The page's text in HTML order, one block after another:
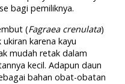
bagi pemiliknya.
(Fagraea crenulata)
karena kayu
mudah retak dalam
kecil. Adapun daun
bahan obat-obatan